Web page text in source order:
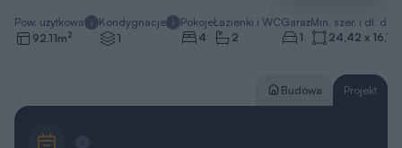
Pow. użytkowa
92,11m2
Kondygnacje
1
Pokoje
4
Łazienki i WC
2
Garaż
1
Min. szer. i dł.
24,42 x 16,12
Budowa Projekt